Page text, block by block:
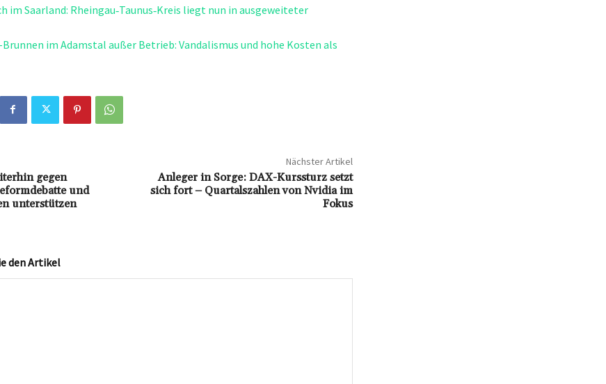
im Saarland: Rheingau‑Taunus‑Kreis liegt nun in ausgeweiteter
im Adamstal außer Betrieb: Vandalismus und hohe Kosten als
gegen
und
unterstützen
Nächster Artikel
Anleger in Sorge: DAX-Kurssturz setzt
sich fort – Quartalszahlen von Nvidia im
Fokus
den Artikel